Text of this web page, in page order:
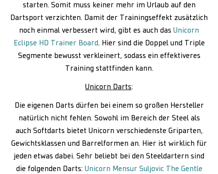
starten. Somit muss keiner mehr im Urlaub auf den
Dartsport verzichten. Damit der Trainingseffekt zusätzlich
noch einmal verbessert wird, gibt es auch das Unicorn
Eclipse HD Trainer Board. Hier sind die Doppel und Triple
Segmente bewusst verkleinert, sodass ein effektiveres
Training stattfinden kann.
Unicorn Darts:
Die eigenen Darts dürfen bei einem so großen Hersteller
natürlich nicht fehlen. Sowohl im Bereich der Steel als
auch Softdarts bietet Unicorn verschiedenste Griparten,
Gewichtsklassen und Barrelformen an. Hier ist wirklich für
jeden etwas dabei. Sehr beliebt bei den Steeldartern sind
die folgenden Darts: Unicorn Mensur Suljovic The Gentle